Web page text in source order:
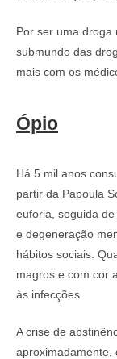
Por ser uma droga
submundo das
mais com os
Ópio
Há 5 mil anos
partir da Papoula
euforia, seguida
e degeneração
hábitos sociais.
magros e com cor
às infecções.
A crise de
aproximadamente,